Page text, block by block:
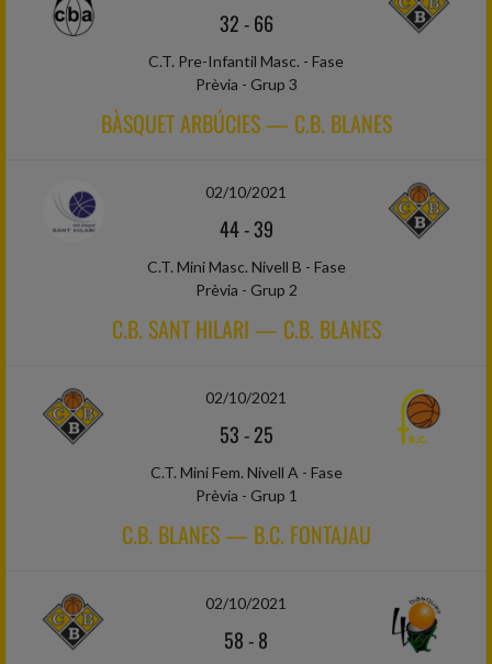
32-66
C.T. Pre-Infantil Masc. - Fase
Prèvia - Grup 3
BÀSQUET ARBÚCIES — C.B. BLANES
02/10/2021
44-39
C.T. Mini Masc. Nivell B - Fase
Prèvia - Grup 2
C.B. SANT HILARI — C.B. BLANES
02/10/2021
53-25
C.T. Mini Fem. Nivell A - Fase
Prèvia - Grup 1
C.B. BLANES — B.C. FONTAJAU
02/10/2021
58-8